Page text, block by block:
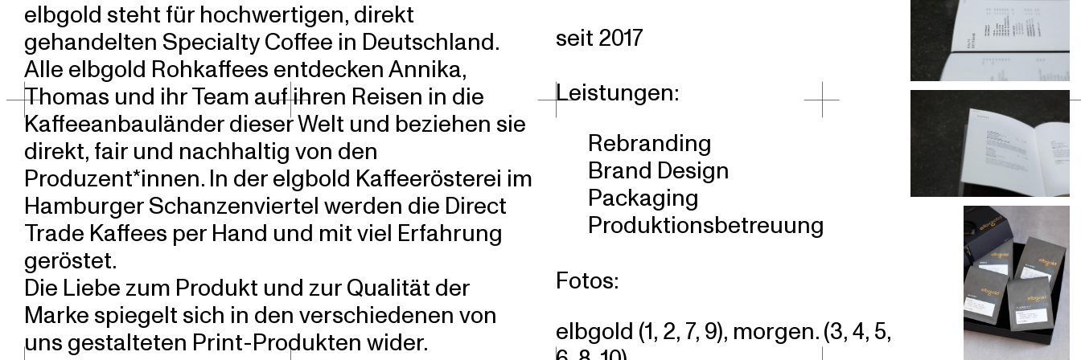
elbgold steht für hochwertigen, direkt
gehandelten Specialty Coffee in Deutschland.
Alle elbgold Rohkaffees entdecken Annika,
Thomas und ihr Team auf ihren Reisen in die
Kaffeeanbauländer dieser Welt und beziehen sie
direkt, fair und nachhaltig von den
Produzent*innen. In der elgbold Kaffeerösterei im
Hamburger Schanzenviertel werden die Direct
Trade Kaffees per Hand und mit viel Erfahrung
geröstet.
Die Liebe zum Produkt und zur Qualität der
Marke spiegelt sich in den verschiedenen von
uns gestalteten Print-Produkten wider.
seit 2017
Leistungen:
Rebranding
Brand Design
Packaging
Produktionsbetreuung
Fotos:
elbgold (1, 2, 7, 9), morgen. (3, 4, 5,